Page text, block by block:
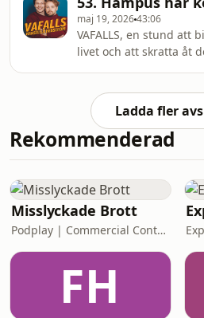
more information.
maj 19, 202643:06
VAFALLS, en stund att
livet och att skratta åt
more information.
Ladda fler
Rekommenderad
Misslyckade Brott
Podplay | Commercial Content
FH